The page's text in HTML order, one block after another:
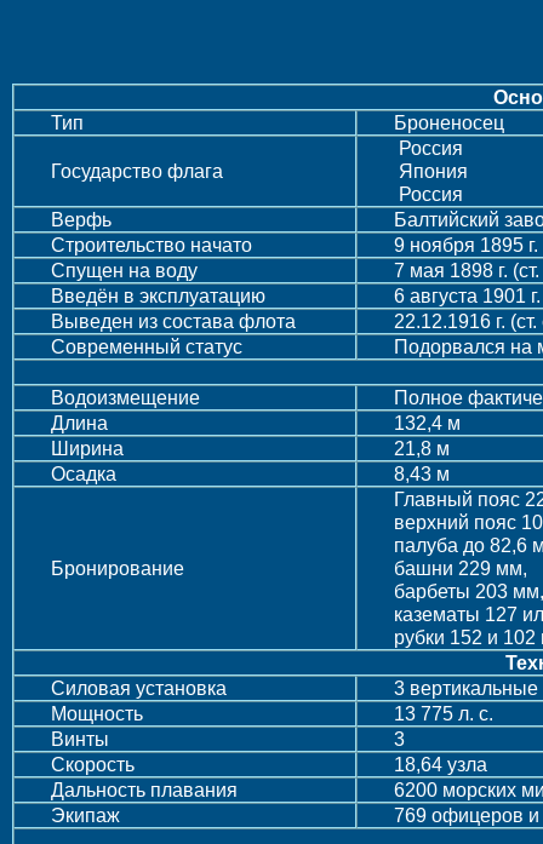
Тип
Броненосец
Государство флага
Россия
Япония
Россия
Верфь
Балтийский
Строительство начато
9 ноября 1895 г.
Спущен на воду
7 мая 1898 г. (ст.
Введён в эксплуатацию
6 августа 1901 г.
Выведен из состава флота
22.12.1916 г. (ст.
Современный статус
Подорвался на
Водоизмещение
Полное
Длина
132,4 м
Ширина
21,8 м
Осадка
8,43 м
Бронирование
Главный пояс
верхний пояс
палуба до 82,6
башни 229 мм,
барбеты 203 мм,
казематы 127
рубки 152 и
Силовая установка
3
Мощность
13 775 л. с.
Винты
3
Скорость
18,64 узла
Дальность плавания
6200 морских
Экипаж
769 офицеров и